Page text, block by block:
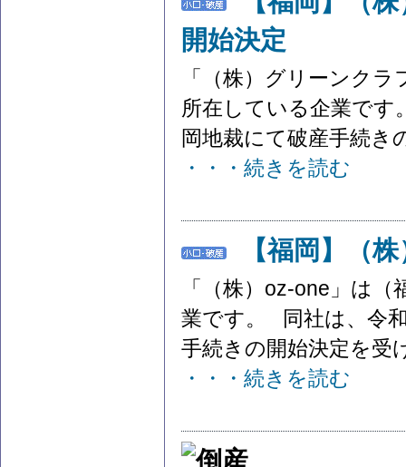
開始決定
「（株）グリーンク
所在している企業で
岡地裁にて破産手続き
・・・続きを読む
【福岡】（
「（株）oz-one」は
業です。 同社は、令
手続きの開始決定を受
・・・続きを読む